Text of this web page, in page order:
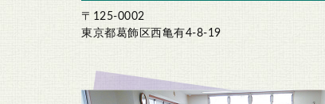
〒125-0002
東京都葛飾区西亀有4-8-19